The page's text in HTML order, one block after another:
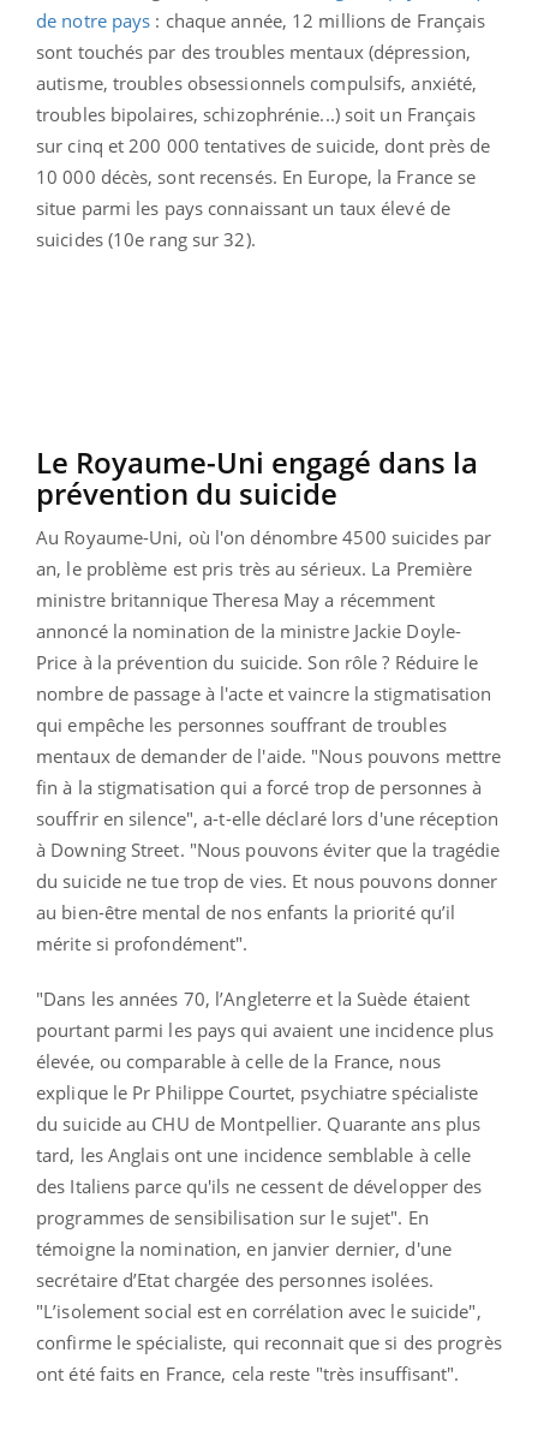
de notre pays : chaque année, 12 millions de Français
sont touchés par des troubles mentaux (dépression,
autisme, troubles obsessionnels compulsifs, anxiété,
troubles bipolaires, schizophrénie...) soit un Français
sur cinq et 200 000 tentatives de suicide, dont près de
10 000 décès, sont recensés. En Europe, la France se
situe parmi les pays connaissant un taux élevé de
suicides (10e rang sur 32).
Le Royaume-Uni engagé dans la
prévention du suicide
Au Royaume-Uni, où l'on dénombre 4500 suicides par
an, le problème est pris très au sérieux. La Première
ministre britannique Theresa May a récemment
annoncé la nomination de la ministre Jackie Doyle-
Price à la prévention du suicide. Son rôle ? Réduire le
nombre de passage à l'acte et vaincre la stigmatisation
qui empêche les personnes souffrant de troubles
mentaux de demander de l'aide. "Nous pouvons mettre
fin à la stigmatisation qui a forcé trop de personnes à
souffrir en silence", a-t-elle déclaré lors d'une réception
à Downing Street. "Nous pouvons éviter que la tragédie
du suicide ne tue trop de vies. Et nous pouvons donner
au bien-être mental de nos enfants la priorité qu’il
mérite si profondément".
"Dans les années 70, l’Angleterre et la Suède étaient
pourtant parmi les pays qui avaient une incidence plus
élevée, ou comparable à celle de la France, nous
explique le Pr Philippe Courtet, psychiatre spécialiste
du suicide au CHU de Montpellier. Quarante ans plus
tard, les Anglais ont une incidence semblable à celle
des Italiens parce qu'ils ne cessent de développer des
programmes de sensibilisation sur le sujet". En
témoigne la nomination, en janvier dernier, d'une
secrétaire d’Etat chargée des personnes isolées.
"L’isolement social est en corrélation avec le suicide",
confirme le spécialiste, qui reconnait que si des progrès
ont été faits en France, cela reste "très insuffisant".